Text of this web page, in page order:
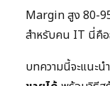
Margin สูง 80-
สำหรับคน IT นี่คือ
บทความนี้จะแนะนำ